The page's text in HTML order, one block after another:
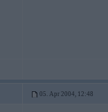
05. Apr 2004, 12:48